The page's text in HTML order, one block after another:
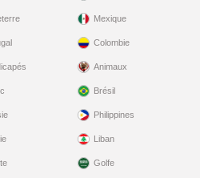
Mexique
Colombie
Animaux
Brésil
Philippines
Liban
Golfe